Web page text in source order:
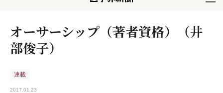
オーサーシップ（著者資格）（井
部俊子）
連載
2017.01.23